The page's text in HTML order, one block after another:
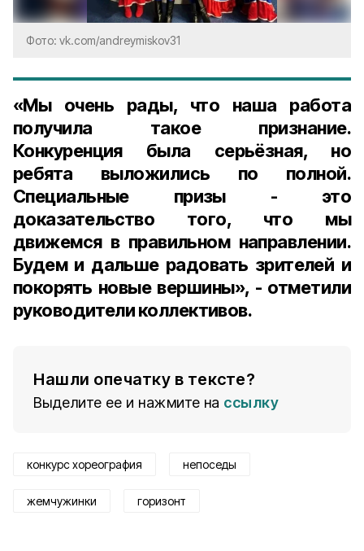
Фото: vk.com/andreymiskov31
«Мы очень рады, что наша работа
получила такое признание.
Конкуренция была серьёзная, но
ребята выложились по полной.
Специальные призы - это
доказательство того, что мы
движемся в правильном направлении.
Будем и дальше радовать зрителей и
покорять новые вершины», - отметили
руководители коллективов.
Нашли опечатку в тексте?
Выделите ее и нажмите на ссылку
конкурс хореография непоседы
жемчужинки горизонт